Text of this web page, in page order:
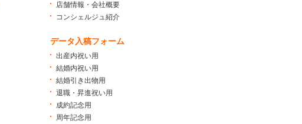
店舗情報・会社概要
コンシェルジュ紹介
データ入稿フォーム
出産内祝い用
結婚内祝い用
結婚引き出物用
退職・昇進祝い用
成約記念用
周年記念用